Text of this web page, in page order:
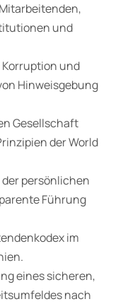
und
und
Hinweisgebung
Gesellschaft
der World
persönlichen
Führung
im
eines sicheren,
nach